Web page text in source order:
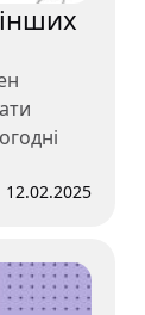
12.02.2025